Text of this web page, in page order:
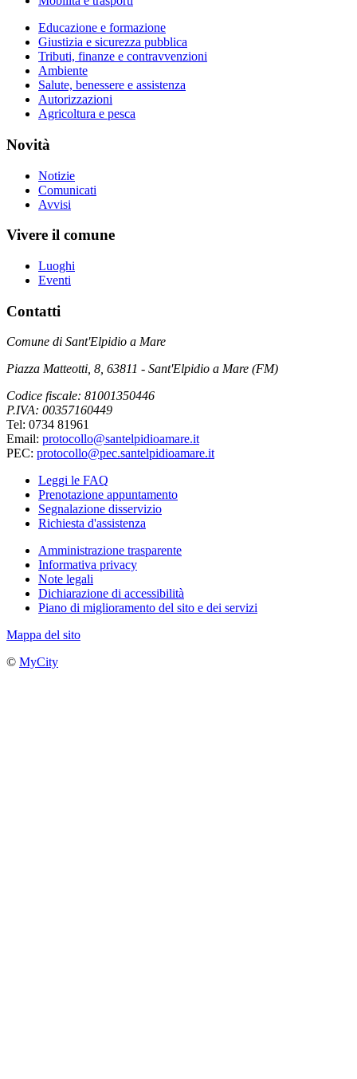
Educazione e formazione
Giustizia e sicurezza pubblica
Tributi, finanze e contravvenzioni
Ambiente
Salute, benessere e assistenza
Autorizzazioni
Agricoltura e pesca
Novità
Notizie
Comunicati
Avvisi
Vivere il comune
Luoghi
Eventi
Contatti
Comune di Sant'Elpidio a Mare
Piazza Matteotti, 8, 63811 - Sant'Elpidio a Mare (FM)
Codice fiscale: 81001350446
P.IVA: 00357160449
Tel: 0734 81961
Email: protocollo@santelpidioamare.it
PEC: protocollo@pec.santelpidioamare.it
Leggi le FAQ
Prenotazione appuntamento
Segnalazione disservizio
Richiesta d'assistenza
Amministrazione trasparente
Informativa privacy
Note legali
Dichiarazione di accessibilità
Piano di miglioramento del sito e dei servizi
Mappa del sito
© MyCity